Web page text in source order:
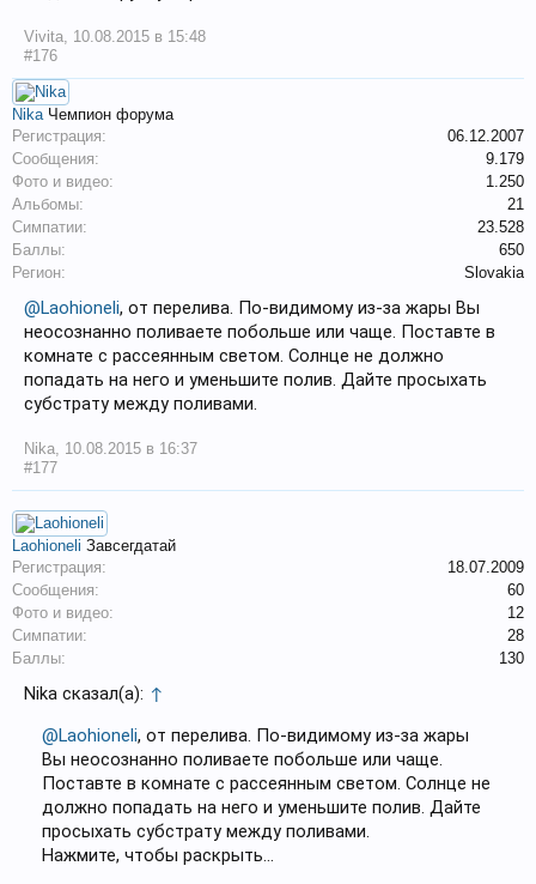
Vivita, 10.08.2015 в 15:48
#176
Nika Чемпион форума
Регистрация:
06.12.2007
Сообщения:
9.179
Фото и видео:
1.250
Альбомы:
21
Симпатии:
23.528
Баллы:
650
Регион:
Slovakia
@Laohioneli, от перелива. По-видимому из-за жары Вы
неосознанно поливаете побольше или чаще. Поставте в
комнате с рассеянным светом. Солнце не должно
попадать на него и уменьшите полив. Дайте просыхать
субстрату между поливами.
Nika, 10.08.2015 в 16:37
#177
Laohioneli Завсегдатай
Регистрация:
18.07.2009
Сообщения:
60
Фото и видео:
12
Симпатии:
28
Баллы:
130
Nika сказал(а): ↑
@Laohioneli, от перелива. По-видимому из-за жары
Вы неосознанно поливаете побольше или чаще.
Поставте в комнате с рассеянным светом. Солнце не
должно попадать на него и уменьшите полив. Дайте
просыхать субстрату между поливами.
Нажмите, чтобы раскрыть...